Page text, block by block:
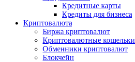
Кредитные карты
Кредиты для бизнеса
Криптовалюта
Биржа криптовалют
Криптовалютные кошельки
Обменники криптовалют
Блокчейн